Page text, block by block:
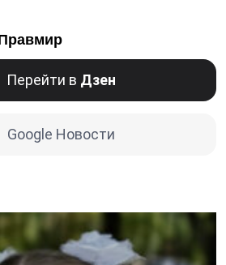
Перейти в Дзен
Google Новости